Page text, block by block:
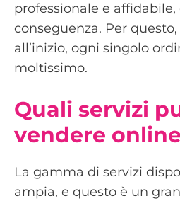
professionale e
conseguenza. Per
all’inizio, ogni singolo
moltissimo.
Quali servizi
vendere
La gamma di servizi
ampia, e questo è un